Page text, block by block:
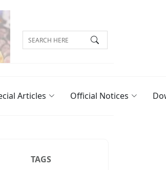
Articles Official Notices
TAGS